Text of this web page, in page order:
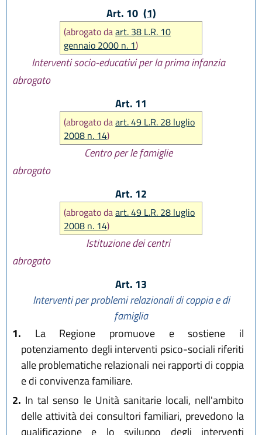
Art. 10 (1)
(abrogato daart. 38 L.R. 10
gennaio 2000 n. 1)
Interventi socio-educativi per la prima infanzia
abrogato
Art. 11
(abrogato daart. 49 L.R. 28 luglio
2008 n. 14)
Centro per le famiglie
abrogato
Art. 12
(abrogato daart. 49 L.R. 28 luglio
2008 n. 14)
Istituzione dei centri
abrogato
Art. 13
Interventi per problemi relazionali di coppia e di
famiglia
1. La Regione promuove e sostiene il
potenziamento degli interventi psico-sociali riferiti
alle problematiche relazionali nei rapporti di coppia
e di convivenza familiare.
2. In tal senso le Unità sanitarie locali, nell'ambito
delle attività dei consultori familiari, prevedono la
qualificazione e lo sviluppo degli interventi